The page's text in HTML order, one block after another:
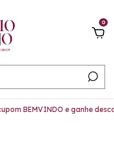
0
BEMVINDO e ganhe